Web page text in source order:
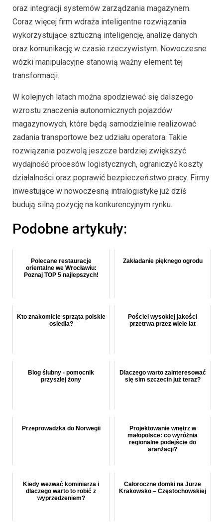
oraz integracji systemów zarządzania magazynem.
Coraz więcej firm wdraża inteligentne rozwiązania
wykorzystujące sztuczną inteligencję, analizę danych
oraz komunikację w czasie rzeczywistym. Nowoczesne
wózki manipulacyjne stanowią ważny element tej
transformacji.
W kolejnych latach można spodziewać się dalszego
wzrostu znaczenia autonomicznych pojazdów
magazynowych, które będą samodzielnie realizować
zadania transportowe bez udziału operatora. Takie
rozwiązania pozwolą jeszcze bardziej zwiększyć
wydajność procesów logistycznych, ograniczyć koszty
działalności oraz poprawić bezpieczeństwo pracy. Firmy
inwestujące w nowoczesną intralogistykę już dziś
budują silną pozycję na konkurencyjnym rynku.
Podobne artykuły:
Polecane restauracje
orientalne we Wrocławiu:
Poznaj TOP 5 najlepszych!
Zakładanie pięknego ogrodu
Kto znakomicie sprząta polskie
osiedla?
Pościel wysokiej jakości
przetrwa przez wiele lat
Blog ślubny - pomocnik
przyszłej żony
Dlaczego warto zainteresować
się sim szczecin już teraz?
Przeprowadzka do Norwegii
Projektowanie wnętrz w
małopolsce: co wyróżnia
regionalne podejście do
aranżacji?
Kiedy wezwać kominiarza i
dlaczego warto to robić z
wyprzedzeniem?
Całoroczne domki na Jurze
Krakowsko – Częstochowskiej